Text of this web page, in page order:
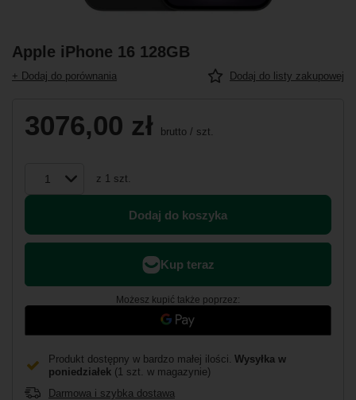
Apple iPhone 16 128GB
+ Dodaj do porównania Dodaj do listy zakupowej
3076,00 zł brutto / szt.
z 1 szt.
Dodaj do koszyka
Możesz kupić także poprzez:
Produkt dostępny w bardzo małej ilości Wysyłka w
poniedziałek (1 szt. w magazynie)
Darmowa i szybka dostawa